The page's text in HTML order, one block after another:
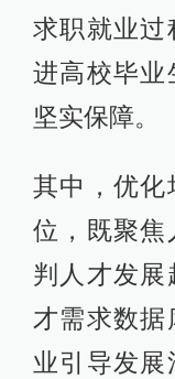
求职就业过
进高校毕业
坚实保障。
其中，优化
位，既聚焦
判人才发展
才需求数据
业引导发展